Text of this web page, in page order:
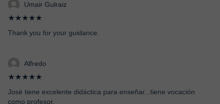
Umair Gulraiz
★★★★★
Thank you for your guidance.
Alfredo
★★★★★
José tiene excelente didáctica para enseñar...tiene vocación
como profesor.